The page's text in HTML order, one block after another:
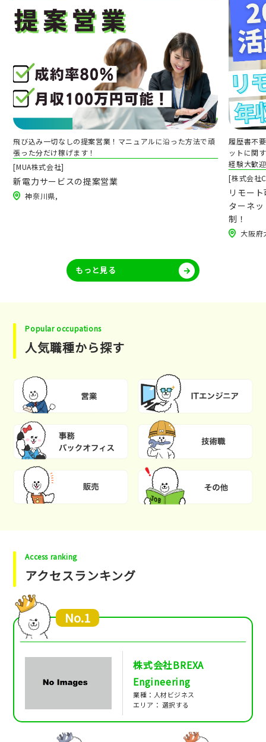
飛び込み一切なしの提案営業！マニュアルに沿った方法で頑
張った分だけ稼げます！
[MUA株式会社]
新電力サービスの提案営業
神奈川県,
履歴書不
ットに関
経験大歓
[株式会社
リモー
ターネ
制！
大阪府
もっと見る
Popular occupations
人気職種から探す
Access ranking
アクセスランキング
No.1
株式会社BREXA
Engineering
業種：人材ビジネス
エリア： 選択する